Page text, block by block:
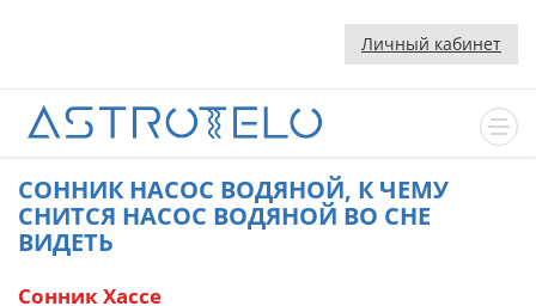
Личный кабинет
CОННИК НАСОС ВОДЯНОЙ, К ЧЕМУ
СНИТСЯ НАСОС ВОДЯНОЙ ВО СНЕ
ВИДЕТЬ
Сонник Хассе